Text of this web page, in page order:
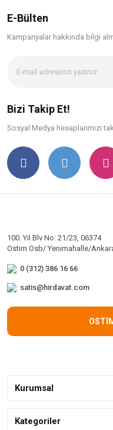
E-Bülten
Kampanyalar hakkında bilgi
Bizi Takip Et!
Sosyal Medya hesaplarımızı
100. Yıl Blv No: 21/23, 06374
Ostim Osb/ Yenimahalle/
0 (312) 386 16 66
satis@hirdavat.com
Kurumsal
Kategoriler